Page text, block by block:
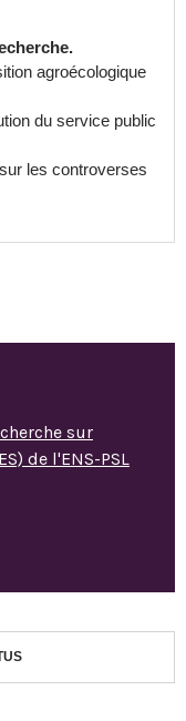
agroécologique
du service public
les controverses
sur
de l'ENS-PSL